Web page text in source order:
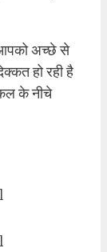
आपको अच्छे से
हो रही है
के नीचे